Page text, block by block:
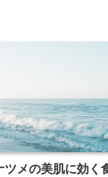
ツメの美肌に効く